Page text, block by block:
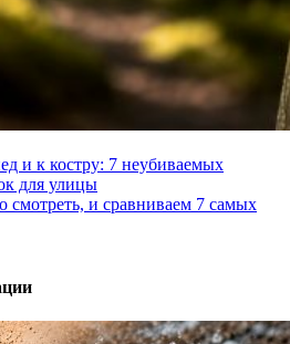
и к костру: 7 неубиваемых
для улицы
смотреть, и сравниваем 7 самых